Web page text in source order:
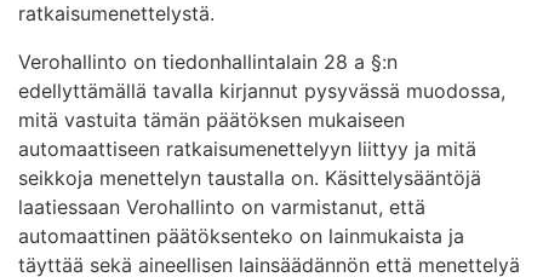
ratkaisumenettelystä.
Verohallinto on tiedonhallintalain 28 a §:n
edellyttämällä tavalla kirjannut pysyvässä muodossa,
mitä vastuita tämän päätöksen mukaiseen
automaattiseen ratkaisumenettelyyn liittyy ja mitä
seikkoja menettelyn taustalla on. Käsittelysääntöjä
laatiessaan Verohallinto on varmistanut, että
automaattinen päätöksenteko on lainmukaista ja
täyttää sekä aineellisen lainsäädännön että menettelyä